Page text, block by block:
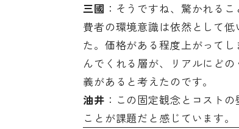
三國 ：そうですね、驚かれる
費者の環境意識は依然として
た。価格がある程度上がって
んでくれる層が、リアルにど
義があると考えたのです。
油井 ：この固定観念とコスト
ことが課題だと感じています。